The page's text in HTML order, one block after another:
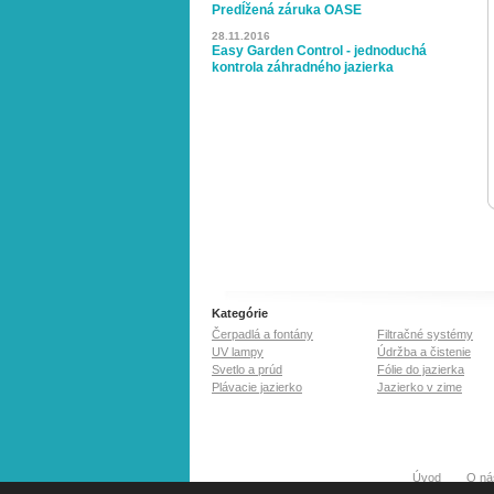
Predĺžená záruka OASE
28.11.2016
Easy Garden Control - jednoduchá
kontrola záhradného jazierka
Kategórie
Čerpadlá a fontány
Filtračné systémy
UV lampy
Údržba a čistenie
Svetlo a prúd
Fólie do jazierka
Plávacie jazierko
Jazierko v zime
Úvod O